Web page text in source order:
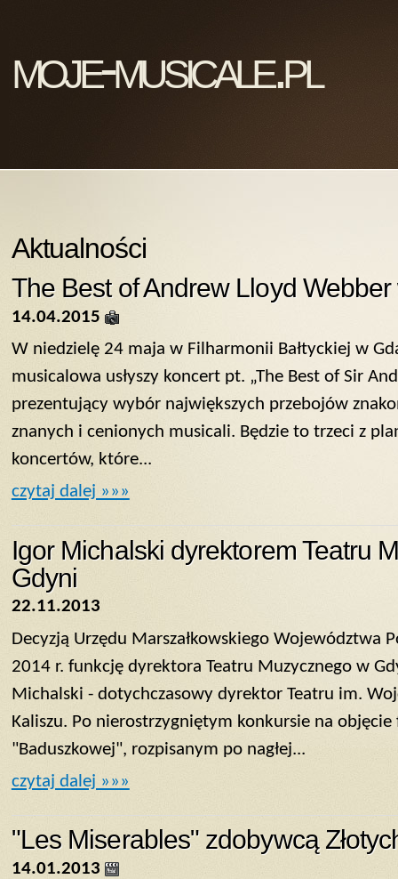
moje-musicale.pl
Aktualności
The Best of Andrew Lloyd
14.04.2015
W niedzielę 24 maja w Filharmonii Bałtyckiej w
musicalowa usłyszy koncert pt. „The Best of Sir
prezentujący wybór największych przebojów
znanych i cenionych musicali. Będzie to trzeci z
koncertów, które...
czytaj dalej »»»
Igor Michalski dyrektorem Teatru
Gdyni
22.11.2013
Decyzją Urzędu Marszałkowskiego Województwa
2014 r. funkcję dyrektora Teatru Muzycznego w
Michalski - dotychczasowy dyrektor Teatru im.
Kaliszu. Po nierostrzygniętym konkursie na
"Baduszkowej", rozpisanym po nagłej...
czytaj dalej »»»
"Les Miserables" zdobywcą
14.01.2013